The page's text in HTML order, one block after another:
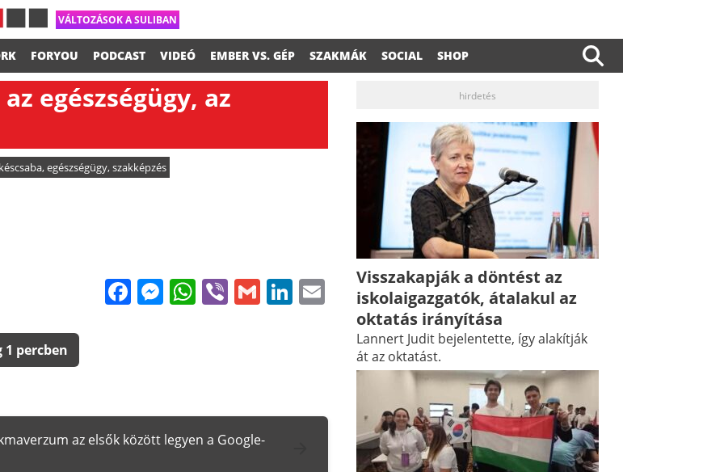
VÁLTOZÁSOK A SULIBAN
FORYOU PODCAST VIDEÓ EMBER VS. GÉP SZAKMÁK SOCIAL SHOP
egészségügy, az
,egészségügy,szakképzés
Facebook
Messenger
WhatsApp
ViberGmailLinkedIn
Email
1 percben
az elsők között legyen a Google-
hirdetés
Visszakapják a döntést az
iskolaigazgatók, átalakul az
oktatás irányítása
Lannert Judit bejelentette, így alakítják
át az oktatást.